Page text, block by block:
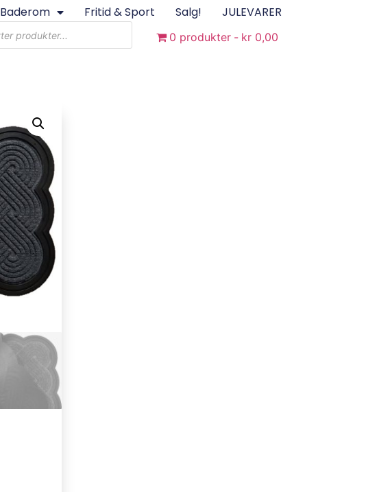
Baderom Fritid & Sport Salg! JULEVARER
0 produkter kr 0,00